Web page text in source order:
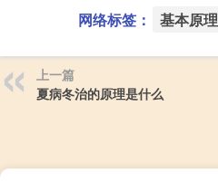
网络标签： 基本原理
上一篇
夏病冬治的原理是什么